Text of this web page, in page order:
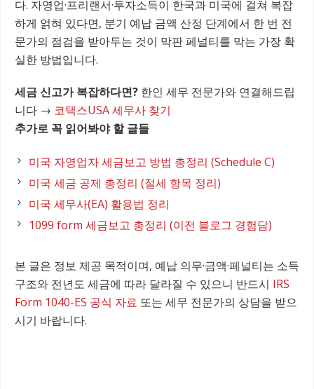
다. 자영업·프리랜서·투자소득이 한국과 미국에 걸쳐 복잡
하게 얽혀 있다면, 분기 예납 금액 산정 단계에서 한 번 전
문가의 점검을 받아두는 것이 막판 페널티를 막는 가장 확
실한 방법입니다.
세금 신고가 복잡하다면? 한인 세무 전문가와 연결해드립
니다 → 코택스USA 세무사 찾기
추가로 꼭 읽어봐야 할 글들
미국 자영업자 세금보고 방법 총정리 (Schedule C)
미국 세금 공제 총정리 (절세 항목 정리)
미국 세무사(EA) 활용법 정리
1099 form 세금보고 총정리 (이전 블로그 경험담)
본 글은 정보 제공 목적이며, 예납 의무·금액·페널티는 소득
구조와 전년도 세금에 따라 달라질 수 있으니 반드시 IRS
Form 1040-ES 공식 자료 또는 세무 전문가의 상담을 받으
시기 바랍니다.